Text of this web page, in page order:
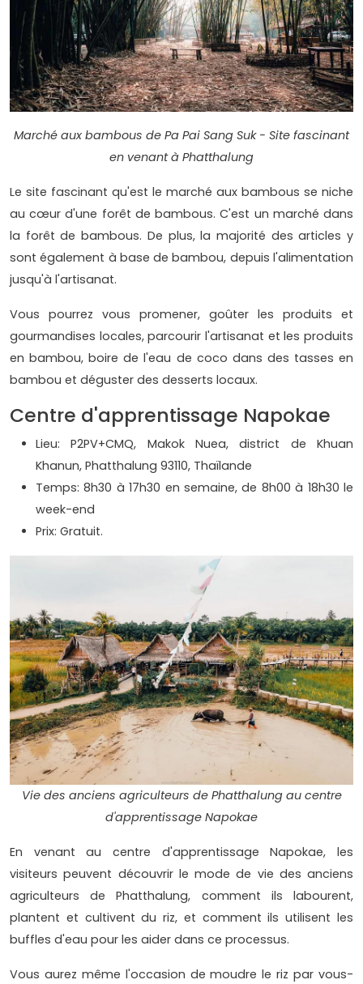
Marché aux bambous de Pa Pai Sang Suk - Site fascinant
en venant à Phatthalung
Le site fascinant qu'est le marché aux bambous se niche
au cœur d'une forêt de bambous. C'est un marché dans
la forêt de bambous. De plus, la majorité des articles y
sont également à base de bambou, depuis l'alimentation
jusqu'à l'artisanat.
Vous pourrez vous promener, goûter les produits et
gourmandises locales, parcourir l'artisanat et les produits
en bambou, boire de l'eau de coco dans des tasses en
bambou et déguster des desserts locaux.
Centre d'apprentissage Napokae
Lieu: P2PV+CMQ, Makok Nuea, district de Khuan
Khanun, Phatthalung 93110, Thaïlande
Temps: 8h30 à 17h30 en semaine, de 8h00 à 18h30 le
week-end
Prix: Gratuit.
Vie des anciens agriculteurs de Phatthalung au centre
d'apprentissage Napokae
En venant au centre d'apprentissage Napokae, les
visiteurs peuvent découvrir le mode de vie des anciens
agriculteurs de Phatthalung, comment ils labourent,
plantent et cultivent du riz, et comment ils utilisent les
buffles d'eau pour les aider dans ce processus.
Vous aurez même l'occasion de moudre le riz par vous-